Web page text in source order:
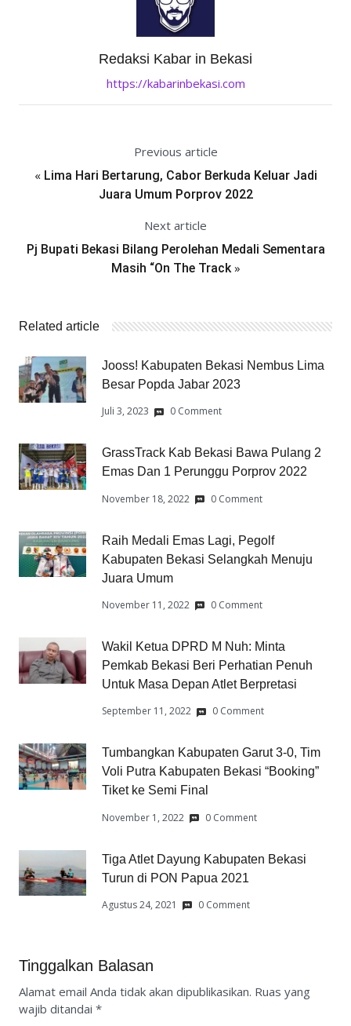
Redaksi Kabar in Bekasi
https://kabarinbekasi.com
Previous article
« Lima Hari Bertarung, Cabor Berkuda Keluar Jadi
Juara Umum Porprov 2022
Next article
Pj Bupati Bekasi Bilang Perolehan Medali Sementara
Masih “On The Track»
Related article
Jooss! Kabupaten Bekasi Nembus Lima
Besar Popda Jabar 2023
Juli 3, 2023 0 Comment
GrassTrack Kab Bekasi Bawa Pulang 2
Emas Dan 1 Perunggu Porprov 2022
November 18, 2022 0 Comment
Raih Medali Emas Lagi, Pegolf
Kabupaten Bekasi Selangkah Menuju
Juara Umum
November 11, 2022 0 Comment
Wakil Ketua DPRD M Nuh: Minta
Pemkab Bekasi Beri Perhatian Penuh
Untuk Masa Depan Atlet Berpretasi
September 11, 2022 0 Comment
Tumbangkan Kabupaten Garut 3-0, Tim
Voli Putra Kabupaten Bekasi “Booking”
Tiket ke Semi Final
November 1, 2022 0 Comment
Tiga Atlet Dayung Kabupaten Bekasi
Turun di PON Papua 2021
Agustus 24, 2021 0 Comment
Tinggalkan Balasan
Alamat email Anda tidak akan dipublikasikan. Ruas yang
wajib ditandai *